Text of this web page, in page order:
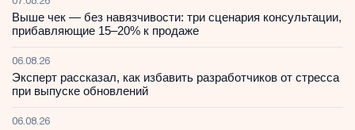
Выше чек — без навязчивости: три сценария консультации,
прибавляющие 15–20% к продаже
06.08.26
Эксперт рассказал, как избавить разработчиков от стресса
при выпуске обновлений
06.08.26